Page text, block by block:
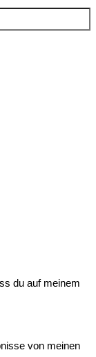
du auf meinem
von meinen